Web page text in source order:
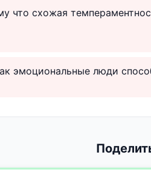
что схожая
эмоциональные люди